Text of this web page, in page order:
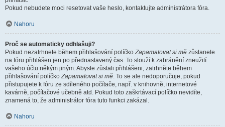
Pokud nebudete moci resetovat vaše heslo, kontaktujte administrátora fóra.
Nahoru
Proč se automaticky odhlašuji?
Pokud nezatrhnete během přihlašování políčkoZapamatovat si mě zůstanete
na fóru přihlášen jen po přednastavený čas. To slouží k zabránění zneužití
vašeho účtu někým jiným. Abyste zůstali přihlášeni, zatrhněte během
přihlašování políčkoZapamatovat si mě. To se ale nedoporučuje, pokud
přistupujete k fóru ze sdíleného počítače, např. v knihovně, internetové
kavárně, počítačové učebně atd. Pokud toto zaškrtávací políčko nevidíte,
znamená to, že administrátor fóra tuto funkci zakázal.
Nahoru